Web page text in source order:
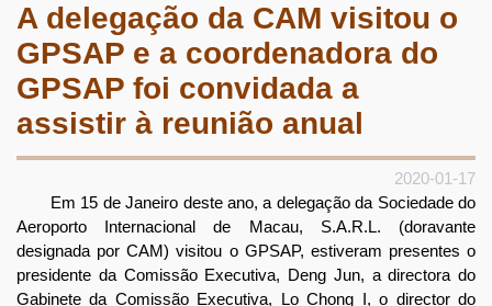
目A delegação da CAM visitou o
GPSAP e a coordenadora do
GPSAP foi convidada a
assistir à reunião anual
2020-01-17
Em 15 de Janeiro deste ano, a delegação da Sociedade do
Aeroporto Internacional de Macau, S.A.R.L. (doravante
designada por CAM) visitou o GPSAP, estiveram presentes o
presidente da Comissão Executiva, Deng Jun, a directora do
Gabinete da Comissão Executiva, Lo Chong I, o director do